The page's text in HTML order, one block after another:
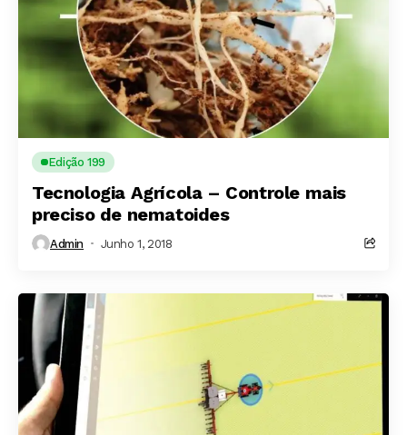
Edição 199
Tecnologia Agrícola – Controle mais
preciso de nematoides
Admin Junho 1, 2018